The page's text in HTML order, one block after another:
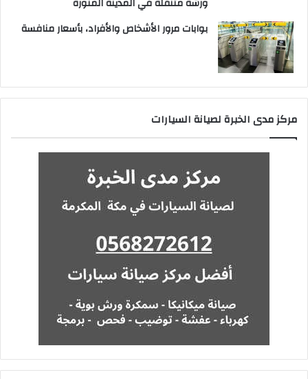
بوابات مرور الأشخاص والأفراد، بأسعار منافسة
مركز مدى الخبرة لصيانة السيارات